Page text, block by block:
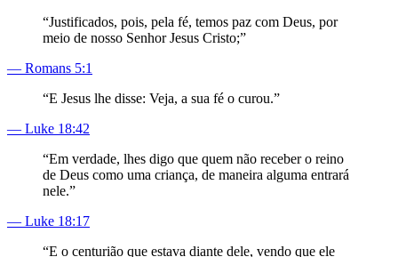
“Justificados, pois, pela fé, temos paz com Deus, por
meio de nosso Senhor Jesus Cristo;”
— Romans 5:1
“E Jesus lhe disse: Veja, a sua fé o curou.”
— Luke 18:42
“Em verdade, lhes digo que quem não receber o reino
de Deus como uma criança, de maneira alguma entrará
nele.”
— Luke 18:17
“E o centurião que estava diante dele, vendo que ele